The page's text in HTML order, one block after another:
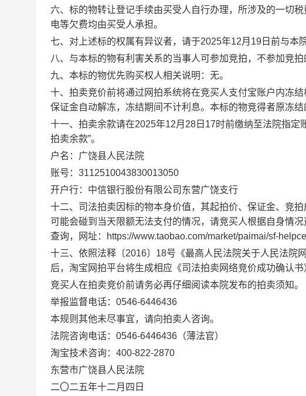
六、标的物转让登记手续由买受人自行办理，所涉及的一切
电等欠费均由买受人承担。
七、对上述标的权属有异议者，请于2025年12月 19 日 前与本
八、与本标的物有利害关系的当事人可参加竞拍，不参加竞
九、本标的物优先购买权人相关说明：无。
十、拍卖竞价前将通过网拍系统将在竞买人支付宝账户内冻
保证金自动解冻，冻结期间不计利息。本标的物竞得者原冻结
十一、拍卖余款请在2025年12月28日 17时前缴纳至法院指定
拍卖余款”。
户名：广饶县人民法院
账号： 3112510043830013050
开户行：中信银行股份有限公司东营广饶支行
十二、司法拍卖因标的物本身价值，其起拍价、保证金、竞
可能会碰到当天限额无法支付的情况，请竞买人根据自身情
查询，网址：
https://www.taobao.com/market/paimai/sf-
十三、依照法释〔2016〕 18号《最高人民法院关于人民法院
后，淘宝网拍平台将生成相应《司法拍卖网络竞价成功确认
竞买人在拍卖竞价前请务必再仔细阅读本院发布的拍卖须知。
举报监督电话： 0546-6446436
本规则其他未尽事宜，请向拍卖人咨询。
法院咨询电话： 0546-6446436 （薄法官）
淘宝技术咨询： 400-822-2870
东营市广饶县人民法院
二〇二五年十二月四日